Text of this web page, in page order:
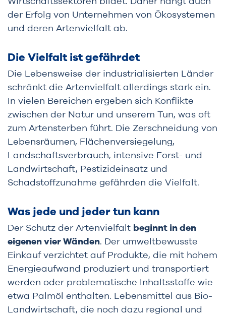
der Erfolg von Unternehmen von Ökosystemen
und deren Artenvielfalt ab.
Die Vielfalt ist gefährdet
Die Lebensweise der industrialisierten Länder
schränkt die Artenvielfalt allerdings stark ein.
In vielen Bereichen ergeben sich Konflikte
zwischen der Natur und unserem Tun, was oft
zum Artensterben führt. Die Zerschneidung von
Lebensräumen, Flächenversiegelung,
Landschaftsverbrauch, intensive Forst- und
Landwirtschaft, Pestizideinsatz und
Schadstoffzunahme gefährden die Vielfalt.
Was jede und jeder tun kann
Der Schutz der Artenvielfalt beginnt in den
eigenen vier Wänden. Der umweltbewusste
Einkauf verzichtet auf Produkte, die mit hohem
Energieaufwand produziert und transportiert
werden oder problematische Inhaltsstoffe wie
etwa Palmöl enthalten. Lebensmittel aus Bio-
Landwirtschaft, die noch dazu regional und